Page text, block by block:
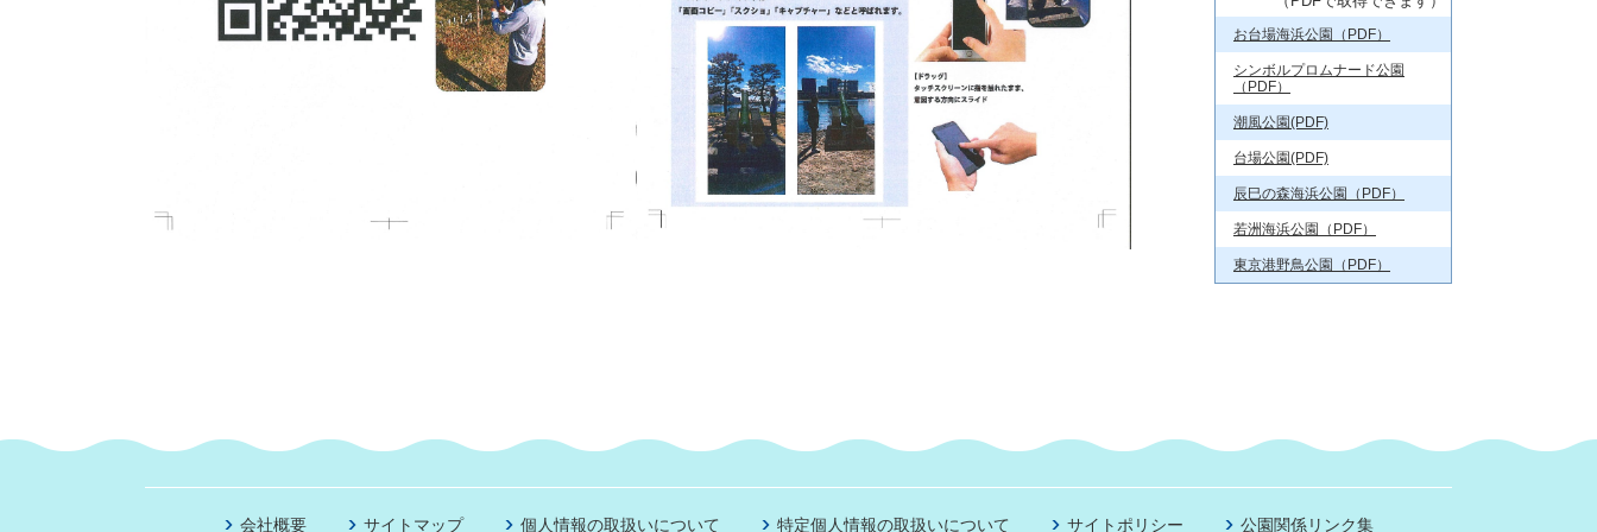
お台場海浜公園（PDF）
シンボルプロムナード公園
（PDF）
潮風公園(PDF)
台場公園(PDF)
辰巳の森海浜公園（PDF）
若洲海浜公園（PDF）
東京港野鳥公園（PDF）
会社概要 サイトマップ 個人情報の取扱いについて 特定個人情報の取扱いについて サイトポリシー 公園関係リンク集